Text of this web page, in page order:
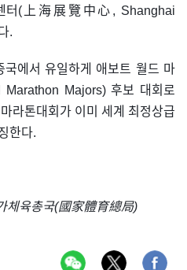
터(上海展覽中心, Shanghai
.
에서 유일하게 애보트 월드 마
Marathon Majors) 후보 대회로
라톤대회가 이미 세계 최정상급
한다.
체육총국(國家體育總局)